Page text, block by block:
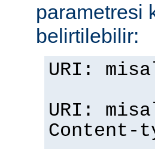
parametresi
belirtilebilir:
URI:
URI:
Content-